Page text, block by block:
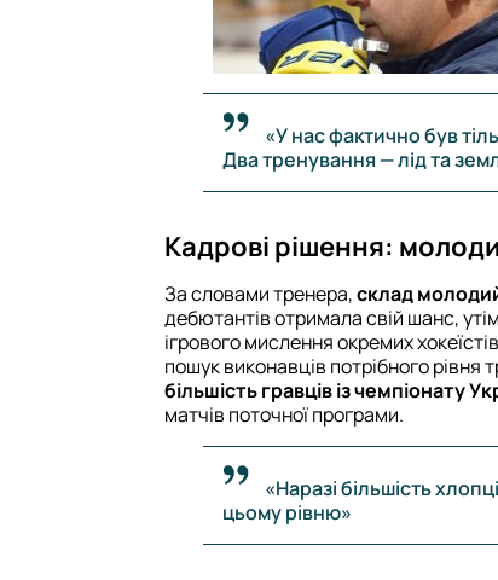
«У нас фактично був
Два тренування — лід та
Кадрові рішення:
За словами тренера,склад
дебютантів отримала свій шанс,
ігрового мислення окремих
пошук виконавців потрібного
більшість гравців із чемпіонату
матчів поточної програми.
«Наразі більшість
цьому рівню»